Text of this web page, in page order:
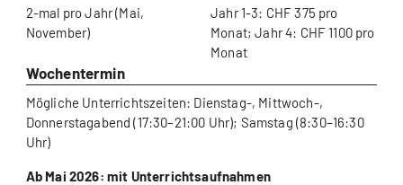
2-mal pro Jahr (Mai,
November)
Jahr 1-3: CHF 375 pro
Monat; Jahr 4: CHF 1100 pro
Monat
Wochentermin
Mögliche Unterrichtszeiten: Dienstag-, Mittwoch-,
Donnerstagabend (17:30–21:00 Uhr); Samstag (8:30–16:30
Uhr)
Ab Mai 2026: mit Unterrichtsaufnahmen